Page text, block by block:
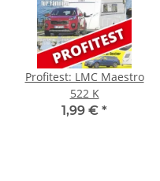
Profitest: LMC Maestro
522 K
1,99 € *